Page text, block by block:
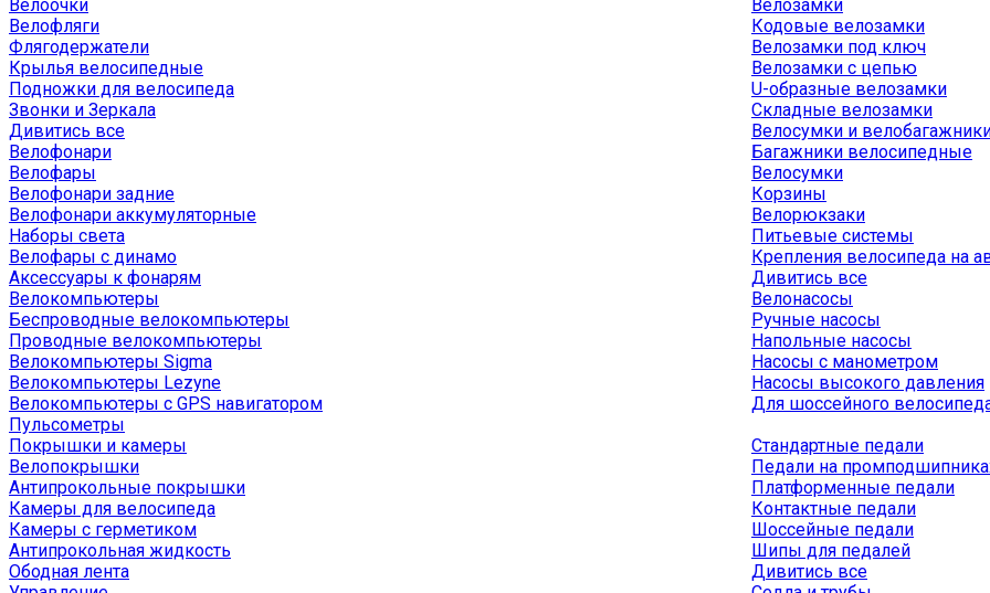
Велоочки
Велофляги
Флягодержатели
Крылья велосипедные
Подножки для велосипеда
Звонки и Зеркала
Дивитись все
Велофонари
Велофары
Велофонари задние
Велофонари аккумуляторные
Наборы света
Велофары с динамо
Аксессуары к фонарям
Велокомпьютеры
Беспроводные велокомпьютеры
Проводные велокомпьютеры
Велокомпьютеры Sigma
Велокомпьютеры Lezyne
Велокомпьютеры с GPS навигатором
Пульсометры
Велозамки
Кодовые велозамки
Велозамки под ключ
Велозамки с цепью
U-образные велозамки
Складные велозамки
Велосумки и
Багажники велосипедные
Велосумки
Корзины
Велорюкзаки
Питьевые системы
Крепления велосипеда на
Дивитись все
Велонасосы
Ручные насосы
Напольные насосы
Насосы с манометром
Насосы высокого давления
Для шоссейного
Покрышки и камеры
Велопокрышки
Антипрокольные покрышки
Камеры для велосипеда
Камеры с герметиком
Антипрокольная жидкость
Ободная лента
Стандартные педали
Педали на
Платформенные педали
Контактные педали
Шоссейные педали
Шипы для педалей
Дивитись все